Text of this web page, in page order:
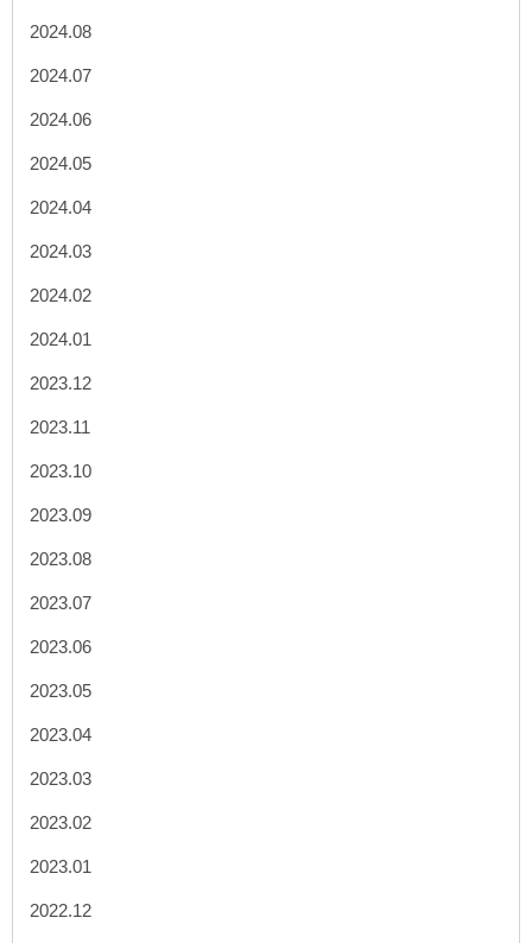
2024.08
2024.07
2024.06
2024.05
2024.04
2024.03
2024.02
2024.01
2023.12
2023.11
2023.10
2023.09
2023.08
2023.07
2023.06
2023.05
2023.04
2023.03
2023.02
2023.01
2022.12